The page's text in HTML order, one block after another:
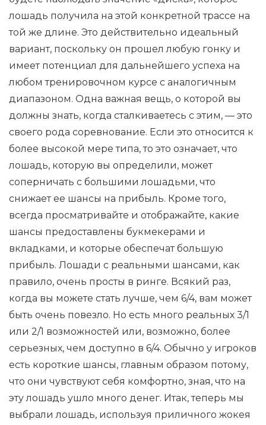
лошадь получила на этой конкретной трассе на
той же длине. Это действительно идеальный
вариант, поскольку он прошел любую гонку и
имеет потенциал для дальнейшего успеха на
любом тренировочном курсе с аналогичным
диапазоном. Одна важная вещь, о которой вы
должны знать, когда сталкиваетесь с этим, — это
своего рода соревнование. Если это относится к
более высокой мере типа, то это означает, что
лошадь, которую вы определили, может
соперничать с большими лошадьми, что
снижает ее шансы на прибыль. Кроме того,
всегда просматривайте и отображайте, какие
шансы предоставлены букмекерами и
вкладками, и которые обеспечат большую
прибыль. Лошади с реальными шансами, как
правило, очень просты в ринге. Всякий раз,
когда вы можете стать лучше, чем 6/4, вам может
быть очень повезло. Но есть много реальных 3/1
или 2/1 возможностей или, возможно, более
серьезных, чем доступно в 6/4. Обычно у игроков
есть короткие шансы, главным образом потому,
что они чувствуют себя комфортно, зная, что на
эту лошадь ушло много денег. Итак, теперь мы
выбрали лошадь, используя приличного жокея